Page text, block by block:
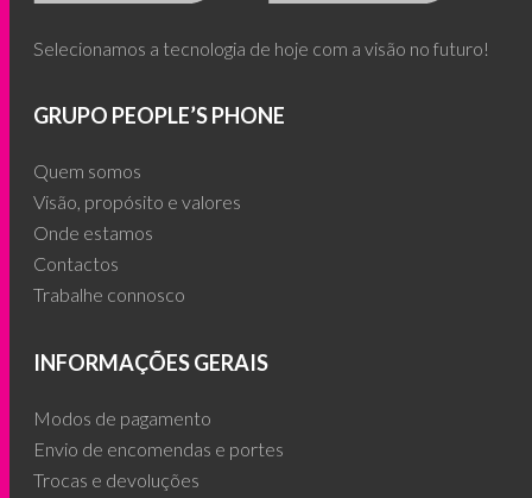
Selecionamos a tecnologia de hoje com a visão no futuro!
GRUPO PEOPLE’S PHONE
Quem somos
Visão, propósito e valores
Onde estamos
Contactos
Trabalhe connosco
INFORMAÇÕES GERAIS
Modos de pagamento
Envio de encomendas e portes
Trocas e devoluções